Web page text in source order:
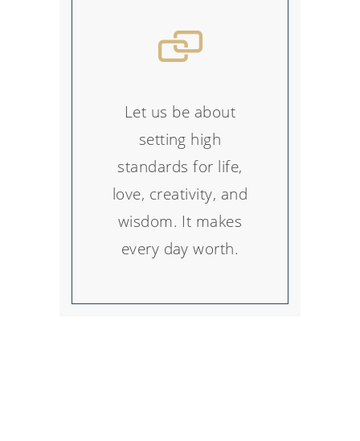
Let us be about
setting high
standards for life,
love, creativity, and
wisdom. It makes
every day worth.